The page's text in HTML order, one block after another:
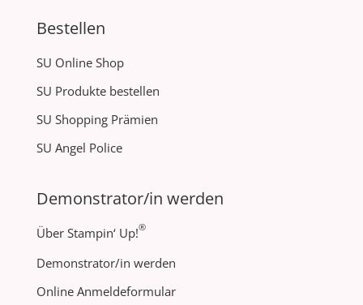
Bestellen
SU Online Shop
SU Produkte bestellen
SU Shopping Prämien
SU Angel Police
Demonstrator/in werden
Über Stampin‘ Up!®
Demonstrator/in werden
Online Anmeldeformular